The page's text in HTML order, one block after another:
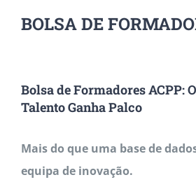
Contactos
BOLSA DE
Bolsa de Formadores ACPP:
Talento Ganha Palco
Mais do que uma base de
equipa de inovação.